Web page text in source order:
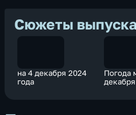
Сюжеты выпуска
на 4 декабря 2024
года
Погода